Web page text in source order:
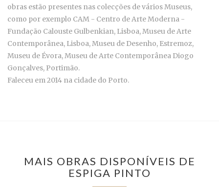
obras estão presentes nas colecções de vários Museus,
como por exemplo CAM - Centro de Arte Moderna -
Fundação Calouste Gulbenkian, Lisboa, Museu de Arte
Contemporânea, Lisboa, Museu de Desenho, Estremoz,
Museu de Évora, Museu de Arte Contemporânea Diogo
Gonçalves, Portimão.
Faleceu em 2014 na cidade do Porto.
MAIS OBRAS DISPONÍVEIS DE
ESPIGA PINTO